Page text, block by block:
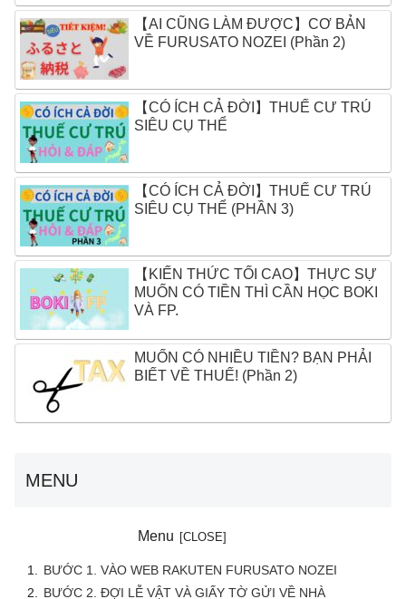
【AI CŨNG LÀM ĐƯỢC】CƠ BẢN
VỀ FURUSATO NOZEI (Phần 2)
【CÓ ÍCH CẢ ĐỜI】THUẾ CƯ TRÚ
SIÊU CỤ THỂ
【CÓ ÍCH CẢ ĐỜI】THUẾ CƯ TRÚ
SIÊU CỤ THỂ (PHẦN 3)
【KIẾN THỨC TỐI CAO】THỰC SỰ
MUỐN CÓ TIỀN THÌ CẦN HỌC BOKI
VÀ FP.
MUỐN CÓ NHIỀU TIỀN? BẠN PHẢI
BIẾT VỀ THUẾ! (Phần 2)
MENU
Menu
BƯỚC 1. VÀO WEB RAKUTEN FURUSATO NOZEI
BƯỚC 2. ĐỢI LỄ VẬT VÀ GIẤY TỜ GỬI VỀ NHÀ